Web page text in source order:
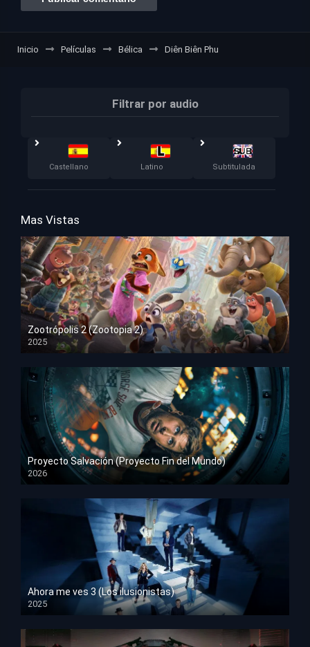
Inicio Películas Bélica Diên Biên Phu
Filtrar por audio
Castellano Latino Subtitulada
Mas Vistas
Zootrópolis 2 (Zootopia 2)
2025
HD 1080p
Proyecto Salvación (Proyecto Fin del Mundo)
2026
HD 1080p
Ahora me ves 3 (Los ilusionistas)
2025
HD 1080p